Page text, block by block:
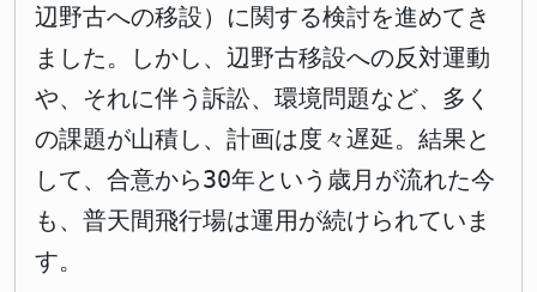
辺野古への移設）に関する検討を進めてき
ました。しかし、辺野古移設への反対運動
や、それに伴う訴訟、環境問題など、多く
の課題が山積し、計画は度々遅延。結果と
して、合意から30年という歳月が流れた今
も、普天間飛行場は運用が続けられていま
す。